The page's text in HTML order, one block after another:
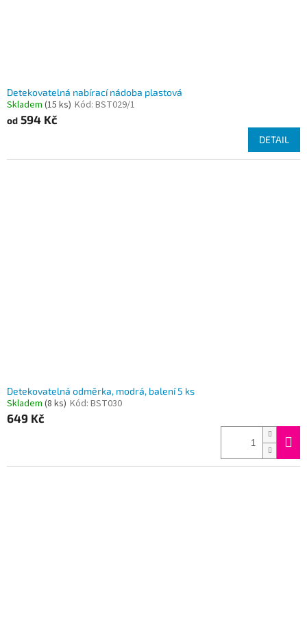
Detekovatelná nabírací nádoba plastová
Skladem (15 ks) Kód: BST029/1
od 594 Kč
DETAIL
Detekovatelná odměrka, modrá, balení 5 ks
Skladem (8 ks) Kód: BST030
649 Kč